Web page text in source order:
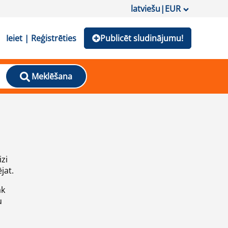
latviešu|EUR
Ieiet | Reģistrēties Publicēt sludinājumu!
Meklēšana